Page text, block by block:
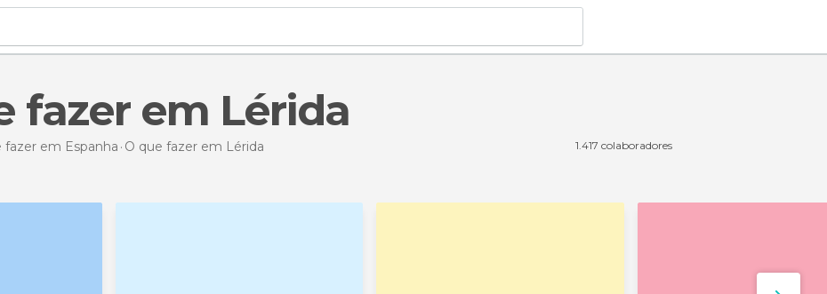
fazer em Lérida
fazer em Espanha O que fazer em Lérida 1.417 colaboradores